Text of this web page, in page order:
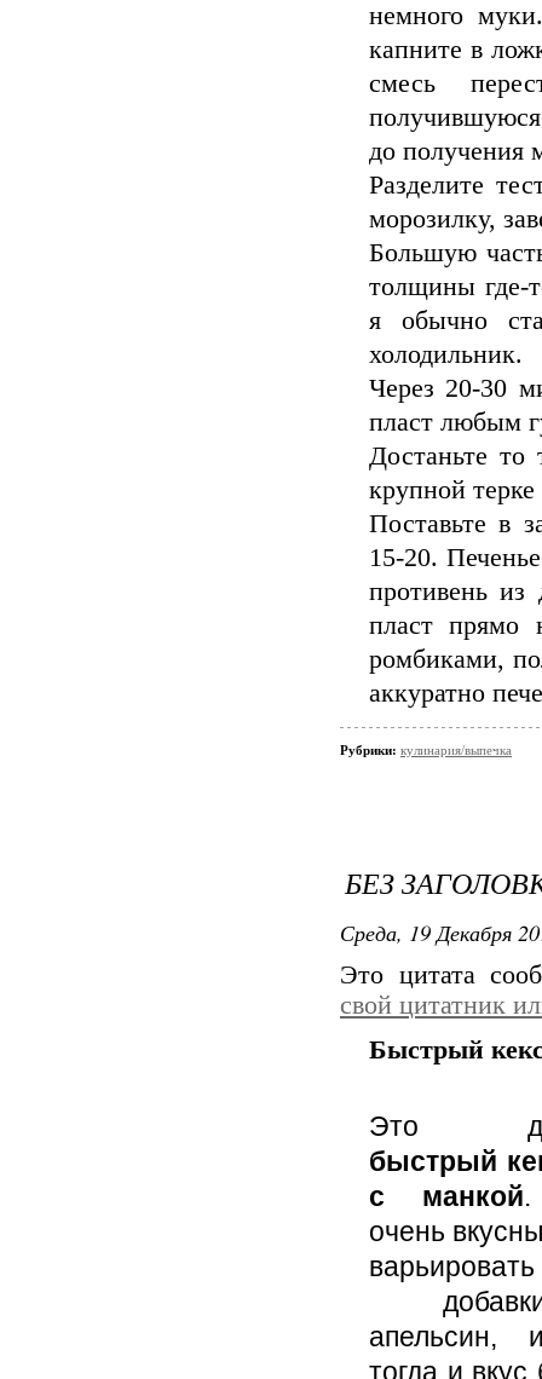
немного
капните в
смесь
до получения
Разделите
морозилку,
Большую
толщины где-
я обычно
холодильник.
Через 20-30
пласт любым
Достаньте то
крупной
Поставьте в
15-20.
противень из
пласт прямо
ромбиками,
аккуратно
Рубрики: кулинария/выпечка
БЕЗ
Среда, 19 Декабря
Это цитата
свой цитатник
Быстрый
Это
быстрый
с манкой.
очень
апельсин,
тогда и